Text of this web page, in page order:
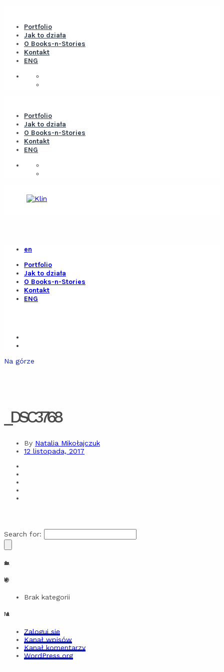
Portfolio
Jak to działa
O Books-n-Stories
Kontakt
ENG
Portfolio
Jak to działa
O Books-n-Stories
Kontakt
ENG
en
Portfolio
Jak to działa
O Books-n-Stories
Kontakt
ENG
Na górze
_DSC3768
By Natalia Mikołajczuk
12 listopada, 2017
Search for:
Archiwa
Kategorie
Brak kategorii
Meta
Zaloguj się
Kanał wpisów
Kanał komentarzy
WordPress.org